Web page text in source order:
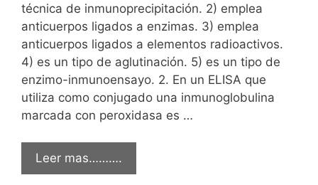
técnica de inmunoprecipitación. 2) emplea
anticuerpos ligados a enzimas. 3) emplea
anticuerpos ligados a elementos radioactivos.
4) es un tipo de aglutinación. 5) es un tipo de
enzimo-inmunoensayo. 2. En un ELISA que
utiliza como conjugado una inmunoglobulina
marcada con peroxidasa es …
Leer mas……….